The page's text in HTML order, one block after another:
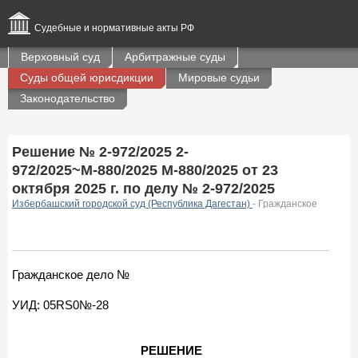
Судебные и нормативные акты РФ
Верховный суд
Арбитражные суды
Суды общей юрисдикции
Мировые судьи
Законодательство
Решение № 2-972/2025 2-
972/2025~М-880/2025 М-880/2025 от 23
октября 2025 г. по делу № 2-972/2025
Избербашский городской суд (Республика Дагестан) - Гражданское
Гражданское дело №
УИД: 05RS0№-28
РЕШЕНИЕ